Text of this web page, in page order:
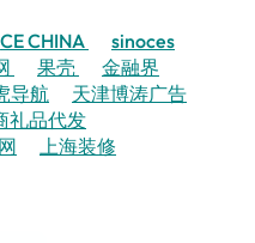
CE CHINA
sinoces
果壳
金融界
导航
天津博涛广告
礼品代发
上海装修